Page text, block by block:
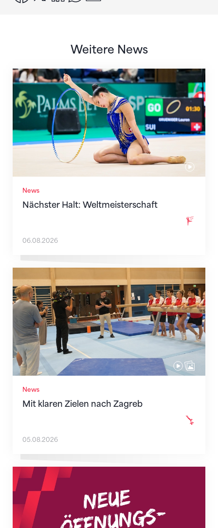
Weitere News
News
Nächster Halt: Weltmeisterschaft
Nächster Halt: Weltmeisterschaft
06.08.2026
News
Mit klaren Zielen nach Zagreb
Mit klaren Zielen nach Zagreb
05.08.2026
Neue Empfangszeiten ab 1. August 2026